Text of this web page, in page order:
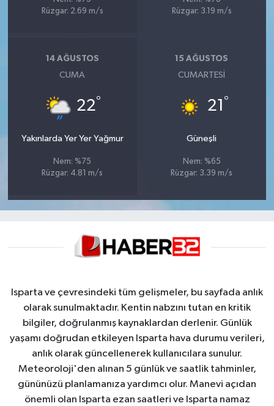
Rüzgar: 2.69 m/s
Rüzgar: 3.19 m/s
14 AĞUSTOS
CUMA
22°
Yakınlarda Yer Yer Yağmur
Nem: %75
Rüzgar: 4.81 m/s
15 AĞUSTOS
CUMARTESI
21 °
Güneşli
Nem: %65
Rüzgar: 3.39 m/s
Isparta ve çevresindeki tüm gelişmeler, bu sayfada anlık
olarak sunulmaktadır. Kentin nabzını tutan en kritik
bilgiler, doğrulanmış kaynaklardan derlenir. Günlük
yaşamı doğrudan etkileyen Isparta hava durumu verileri,
anlık olarak güncellenerek kullanıcılara sunulur.
Meteoroloji'den alınan 5 günlük ve saatlik tahminler,
gününüzü planlamanıza yardımcı olur. Manevi açıdan
önemli olan Isparta ezan saatleri ve Isparta namaz